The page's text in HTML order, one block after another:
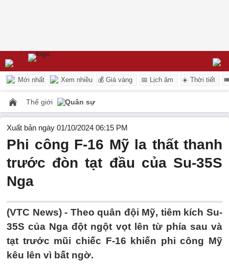
Mới nhất Xem nhiều 💰 Giá vàng 📅 Lịch âm ☀️ Thời tiết
Thế giới Quân sự
Xuất bản ngày 01/10/2024 06:15 PM
Phi công F-16 Mỹ la thất thanh
trước đòn tạt đầu của Su-35S
Nga
(VTC News) - Theo quân đội Mỹ, tiêm kích Su-
35S của Nga đột ngột vọt lên từ phía sau và
tạt trước mũi chiếc F-16 khiến phi công Mỹ
kêu lên vì bất ngờ.